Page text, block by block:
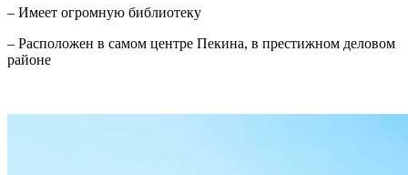
– Имеет огромную библиотеку
– Расположен в самом центре Пекина, в престижном деловом
районе